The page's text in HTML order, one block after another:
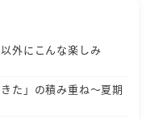
外にこんな楽しみ
た」の積み重ね～夏期